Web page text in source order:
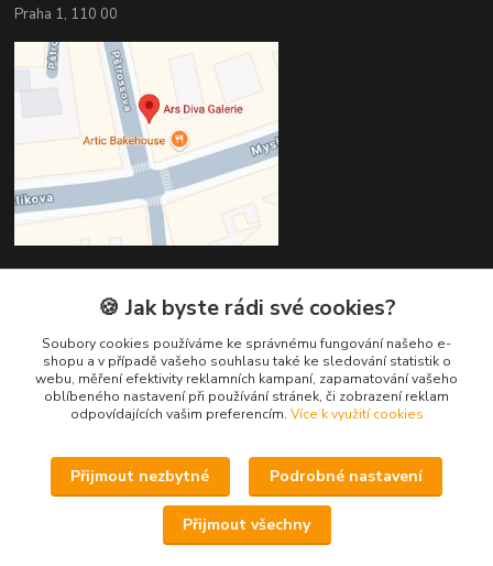
Praha 1, 110 00
Kontakty
Věra Hédervári
+420 603 821 712
vera@arsdiva.cz
🍪 Jak byste rádi své cookies?
Soubory cookies používáme ke správnému fungování našeho e-
shopu a v případě vašeho souhlasu také ke sledování statistik o
webu, měření efektivity reklamních kampaní, zapamatování vašeho
oblíbeného nastavení při používání stránek, či zobrazení reklam
odpovídajících vašim preferencím. Více k využití cookies
Přijmout nezbytné Podrobné nastavení
Přijmout všechny